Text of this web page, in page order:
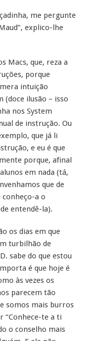
me pergunte
explico-lhe
Macs, que, reza a
porque
intuição
(doce ilusão – isso
nos System
de instrução. Ou
que já li
e eu é que
porque, afinal
em nada (tá,
que de
conheço-a o
entendê-la).
os dias em que
turbilhão de
sabe do que estou
é que hoje é
às vezes os
parecem tão
somos mais burros
“Conhece-te a ti
o conselho mais